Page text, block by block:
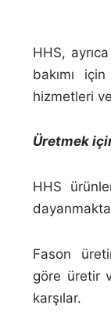
HHS,
bakımı
hizmetleri
Üretmek
HHS
Fason
göre üretir
karşılar.